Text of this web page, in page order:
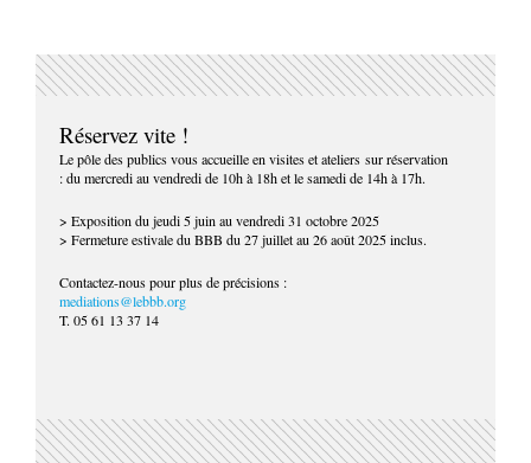
Réservez vite !
Le pôle des publics vous accueille en visites et ateliers sur réservation
: du mercredi au vendredi de 10h à 18h et le samedi de 14h à 17h.
> Exposition du jeudi 5 juin au vendredi 31 octobre 2025
> Fermeture estivale du BBB du 27 juillet au 26 août 2025 inclus.
Contactez-nous pour plus de précisions :
mediations@lebbb.org
T. 05 61 13 37 14